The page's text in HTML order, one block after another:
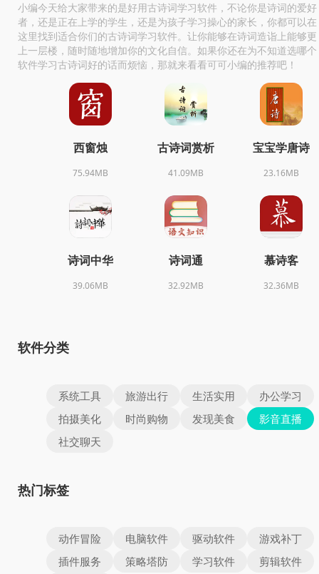
小编今天给大家带来的是好用古诗词学习软件，不论你是诗词的爱好
者，还是正在上学的学生，还是为孩子学习操心的家长，你都可以在
这里找到适合你们的古诗词学习软件。让你能够在诗词造诣上能够更
上一层楼，随时随地增加你的文化自信。如果你还在为不知道选哪个
软件学习古诗词好的话而烦恼，那就来看看可可小编的推荐吧！
西窗烛
75.94MB
古诗词赏析
41.09MB
宝宝学唐诗
23.16MB
诗词中华
39.06MB
诗词通
32.92MB
慕诗客
32.36MB
软件分类
系统工具 旅游出行 生活实用
办公学习
拍摄美化
时尚购物 发现美食
影音直播
社交聊天
热门标签
动作冒险 电脑软件 驱动软件
游戏补丁
插件服务
策略塔防 学习软件
剪辑软件